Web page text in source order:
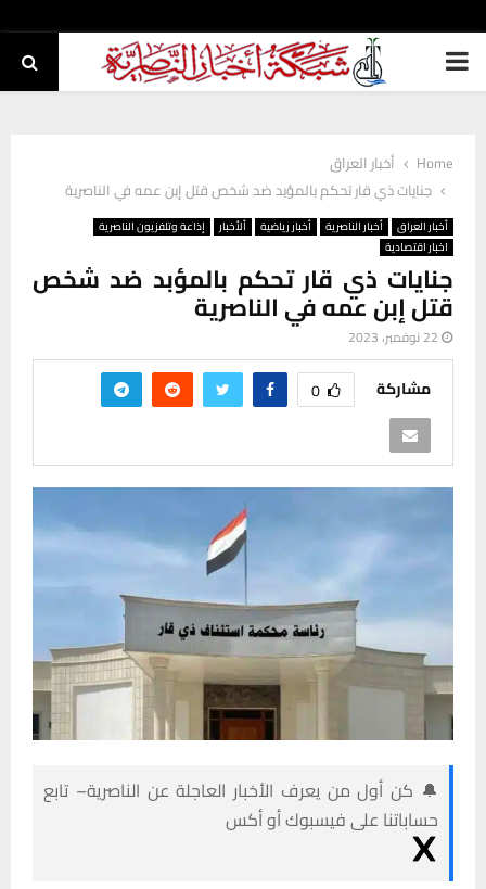
PRIMARY
Home
أخبار العراق
جنايات ذي قار تحكم بالمؤبد ضد شخص قتل إبن عمه في الناصرية
أخبار العراق أخبار الناصرية أخبار رياضية ألأخبار
إذاعة وتلفزيون الناصرية
اخبار اقتصادية
جنايات ذي قار تحكم بالمؤبد ضد شخص
قتل إبن عمه في الناصرية
22 نوفمبر، 2023
مشاركة 0
🔔 كن أول من يعرف الأخبار العاجلة عن الناصرية– تابع
حساباتنا على فيسبوك أو أكس